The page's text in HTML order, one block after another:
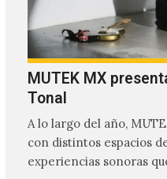
MUTEK MX
Tonal
A lo largo del año,
con distintos espacios
experiencias sonoras